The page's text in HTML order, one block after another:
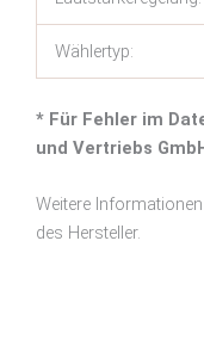
Wählertyp:
* Für Fehler im
und Vertriebs
Weitere
des Hersteller.